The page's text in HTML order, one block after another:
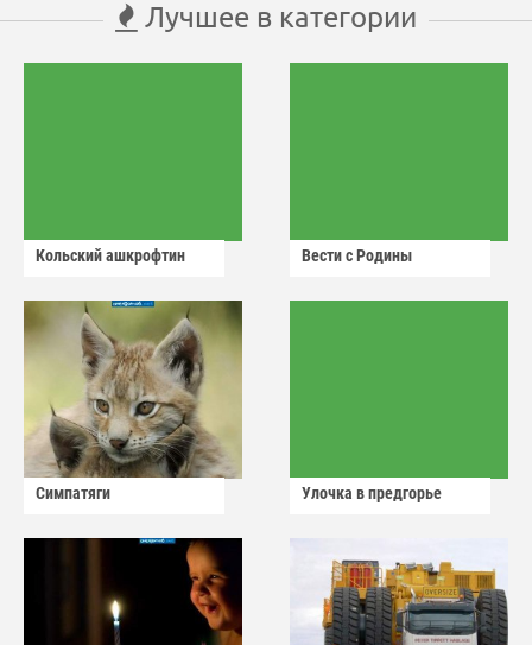
Лучшее в категории
Кольский ашкрофтин Вести с Родины
Симпатяги Улочка в предгорье